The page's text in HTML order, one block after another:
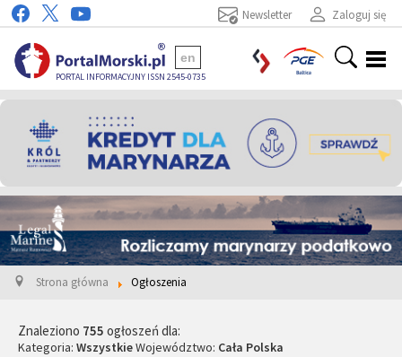
Zaloguj się
Newsletter
PORTAL INFORMACYJNY ISSN 2545-0735
en
Strona główna Ogłoszenia
Znaleziono 755 ogłoszeń dla:
Kategoria: WszystkieWojewództwo: Cała Polska